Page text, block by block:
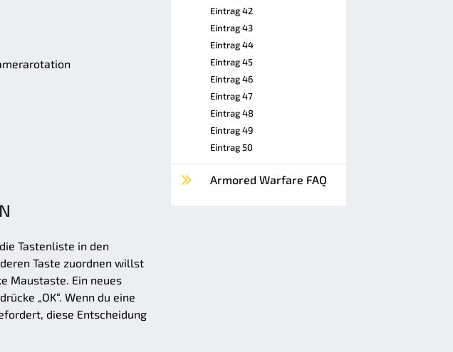
Tastenliste in den
Taste zuordnen willst
Maustaste. Ein neues
„OK“. Wenn du eine
diese Entscheidung
Eintrag 42
Eintrag 43
Eintrag 44
Eintrag 45
Eintrag 46
Eintrag 47
Eintrag 48
Eintrag 49
Eintrag 50
Armored Warfare FAQ